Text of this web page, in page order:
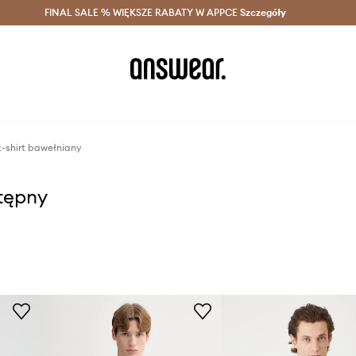
z Answear Club > Dostawa nawet w 24h >
FINAL SALE % WIĘKSZE RABATY W APPCE Szczegóły
shirt bawełniany